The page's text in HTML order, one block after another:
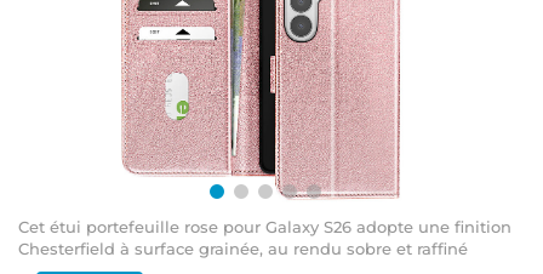
Cet étui portefeuille rose pour Galaxy S26 adopte une finition
Chesterfield à surface grainée, au rendu sobre et raffiné